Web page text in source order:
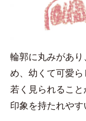
輪郭に丸みがあ
め、幼くて可愛
若く見られるこ
印象を持たれやす